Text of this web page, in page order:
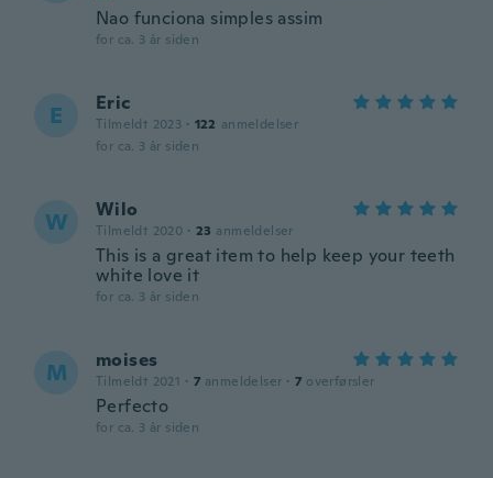
Nao funciona simples assim
for ca. 3 år siden
E Eric
Tilmeldt 2023 · 122 anmeldelser
for ca. 3 år siden
W Wilo
Tilmeldt 2020 · 23 anmeldelser
This is a great item to help keep your teeth
white love it
for ca. 3 år siden
M moises
Tilmeldt 2021 · 7 anmeldelser · 7 overførsler
Perfecto
for ca. 3 år siden